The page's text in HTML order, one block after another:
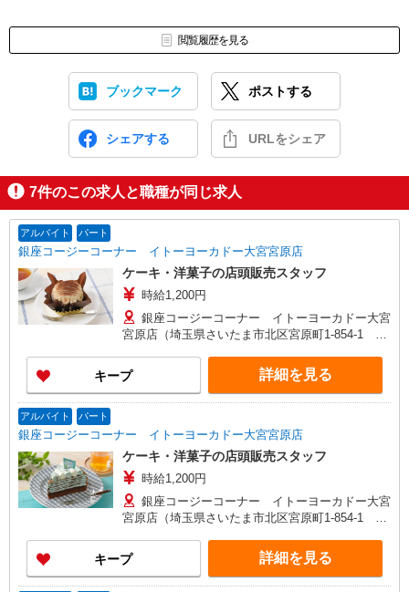
閲覧履歴を見る
ブックマーク ポストする
シェアする URLをシェア
7件のこの求人と職種が同じ求人
アルバイト パート
銀座コージーコーナー イトーヨーカドー大宮宮原店
ケーキ・洋菓子の店頭販売スタッフ
時給1,200円
銀座コージーコーナー イトーヨーカドー大宮
宮原店（埼玉県さいたま市北区宮原町1-854-1 イ
囲：変更なし
キープ 詳細を見る
アルバイト パート
銀座コージーコーナー イトーヨーカドー大宮宮原店
ケーキ・洋菓子の店頭販売スタッフ
時給1,200円
銀座コージーコーナー イトーヨーカドー大宮
宮原店（埼玉県さいたま市北区宮原町1-854-1 イ
囲：変更なし
キープ 詳細を見る